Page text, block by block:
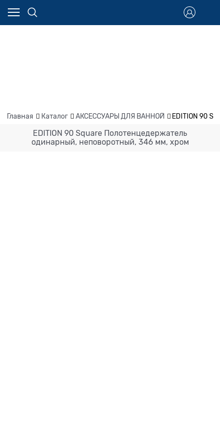
Главная Каталог АКСЕССУАРЫ ДЛЯ ВАННОЙ EDITION 90
EDITION 90 Square Полотенцедержатель
одинарный, неповоротный, 346 мм, хром